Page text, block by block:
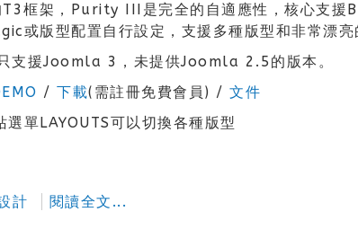
T3框架，Purity III是完全的自適應性，核心支
或版型配置自行設定，支援多種版型和非常漂亮
援Joomla 3，未提供Joomla 2.5的版本。
/ 下載(需註冊免費會員) / 文件
單LAYOUTS可以切換各種版型
計 閱讀全文...